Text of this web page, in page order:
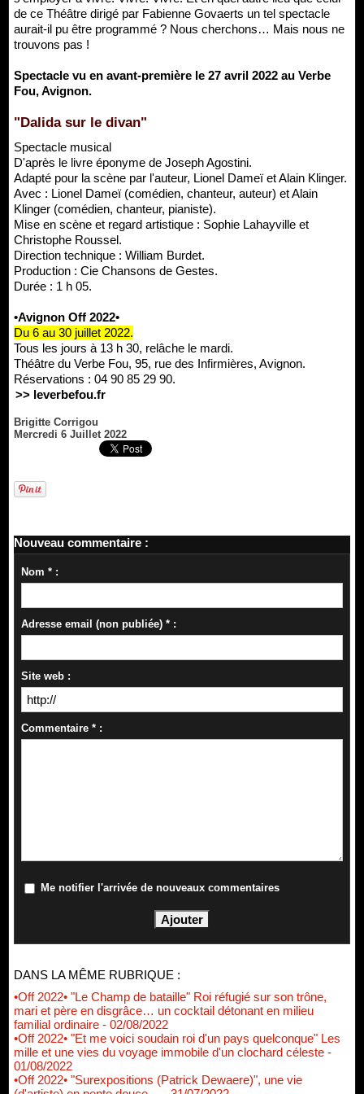
de ce Théâtre dirigé par Fabienne Govaerts un tel spectacle
aurait-il pu être programmé ? Nous cherchons… Mais nous ne
trouvons pas !
Spectacle vu en avant-première le 27 avril 2022 au Verbe
Fou, Avignon.
"Dalida sur le divan"
Spectacle musical
D'après le livre éponyme de Joseph Agostini.
Adapté pour la scène par l'auteur, Lionel Dameï et Alain Klinger.
Avec : Lionel Dameï (comédien, chanteur, auteur) et Alain
Klinger (comédien, chanteur, pianiste).
Mise en scène et regard artistique : Sophie Lahayville et
Christophe Roussel.
Direction technique : William Burdet.
Production : Cie Chansons de Gestes.
Durée : 1 h 05.
•Avignon Off 2022•
Du 6 au 30 juillet 2022.
Tous les jours à 13 h 30, relâche le mardi.
Théâtre du Verbe Fou, 95, rue des Infirmières, Avignon.
Réservations : 04 90 85 29 90.
>> leverbefou.fr
Brigitte Corrigou
Mercredi 6 Juillet 2022
Nouveau commentaire :
Nom * :
Adresse email (non publiée) * :
Site web :
Commentaire * :
Me notifier l'arrivée de nouveaux commentaires
DANS LA MÊME RUBRIQUE :
•Off 2022• "Le Champ de bataille" Roi réfugié sur son trône,
mari et père en disgrâce… un cocktail détonant en milieu
familial ordinaire - 02/08/2022
•Off 2022• "Et me voici soudain roi d'un pays quelconque" Les
mille et une vies du voyage immobile d'un clochard céleste -
01/08/2022
•Off 2022• "Surexpositions (Patrick Dewaere)", une vie